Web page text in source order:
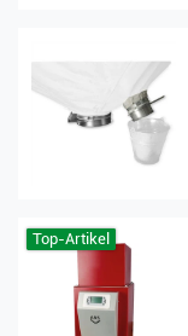
Top-Artikel